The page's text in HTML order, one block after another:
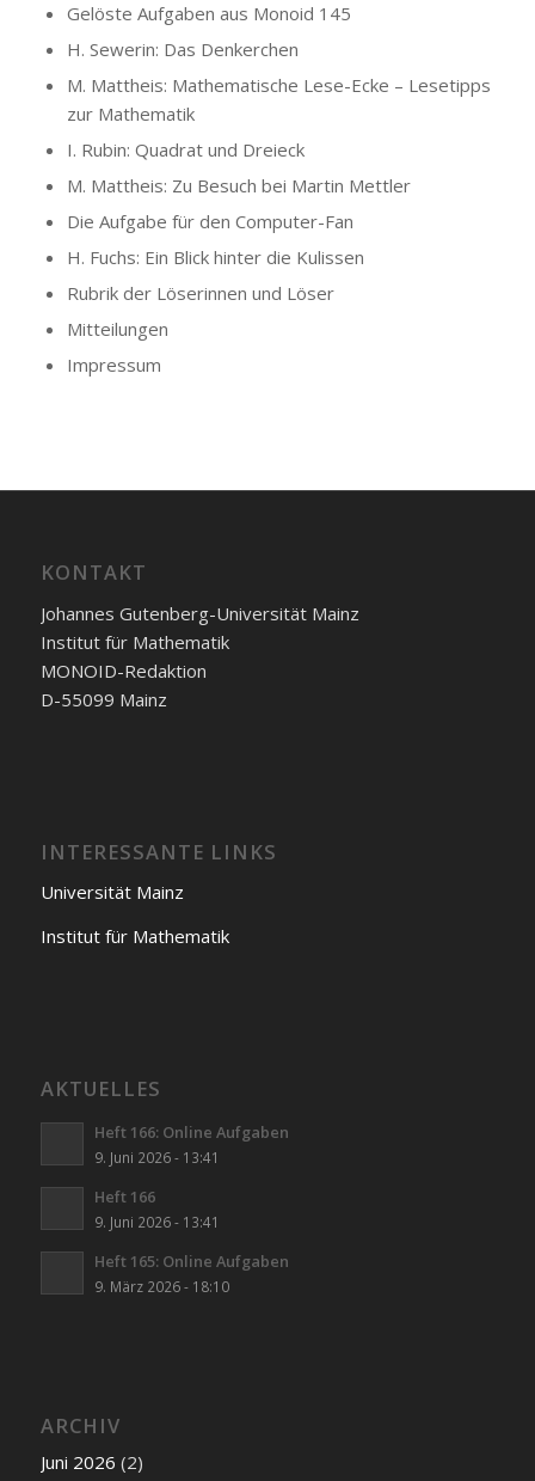
Gelöste Aufgaben aus Monoid 145
H. Sewerin: Das Denkerchen
M. Mattheis: Mathematische Lese-Ecke – Lesetipps
zur Mathematik
I. Rubin: Quadrat und Dreieck
M. Mattheis: Zu Besuch bei Martin Mettler
Die Aufgabe für den Computer-Fan
H. Fuchs: Ein Blick hinter die Kulissen
Rubrik der Löserinnen und Löser
Mitteilungen
Impressum
KONTAKT
Johannes Gutenberg-Universität Mainz
Institut für Mathematik
MONOID-Redaktion
D-55099 Mainz
INTERESSANTE LINKS
Universität Mainz
Institut für Mathematik
AKTUELLES
Heft 166: Online Aufgaben
9. Juni 2026 - 13:41
Heft 166
9. Juni 2026 - 13:41
Heft 165: Online Aufgaben
9. März 2026 - 18:10
ARCHIV
Juni 2026 (2)